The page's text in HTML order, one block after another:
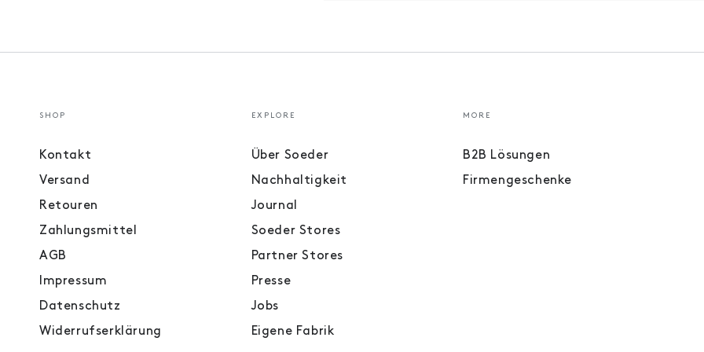
SHOP
Kontakt
Versand
Retouren
Zahlungsmittel
AGB
Impressum
Datenschutz
Widerrufserklärung
EXPLORE
Über Soeder
Nachhaltigkeit
Journal
Soeder Stores
Partner Stores
Presse
Jobs
Eigene Fabrik
MORE
B2B Lösungen
Firmengeschenke